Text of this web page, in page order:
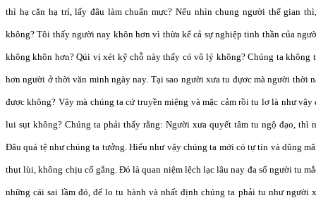
thì hạ căn hạ trí, lấy đâu làm chuẩn mực? Nếu nhìn chung người thế gian
không? Tôi thấy người nay khôn hơn vì thừa kế cả sự nghiệp tinh thần của
không khôn hơn? Qúi vị xét kỹ chỗ này thấy có vô lý không? Chúng ta
hơn người ở thời văn minh ngày nay. Tại sao người xưa tu đựơc mà người thời
được không? Vậy mà chúng ta cứ truyền miệng và mặc cảm rồi tu lơ là như
lui sụt không? Chúng ta phải thấy rằng: Người xưa quyết tâm tu ngộ đạo, thì
Đâu quá tệ như chúng ta tưởng. Hiểu như vậy chúng ta mới có tự tín và dũng
thụt lùi, không chịu cố gắng. Đó là quan niệm lệch lạc lâu nay đa số người tu
những cái sai lầm đó, để lo tu hành và nhất định chúng ta phải tu như người